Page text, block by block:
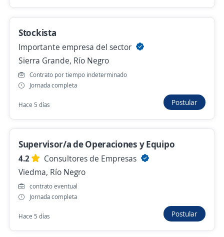
Camarero para evento / Bariloche /
Eventual
4,3
ManpowerGroup
Bariloche, Río Negro
Ayer
Se precisa Urgente Empleo destacado
Ejecutivo comercial de Fragancias y
Perfumería
3,6
ADN - Recursos Humanos
Bariloche, Río Negro
Ayer
Stockista
Importante empresa del sector
Sierra Grande, Río Negro
Contrato por tiempo indeterminado
Jornada completa
Hace 5 días Postular
Supervisor/a de Operaciones y Equipo
4.2
Consultores de Empresas
Viedma, Río Negro
contrato eventual
Jornada completa
Hace 5 días Postular